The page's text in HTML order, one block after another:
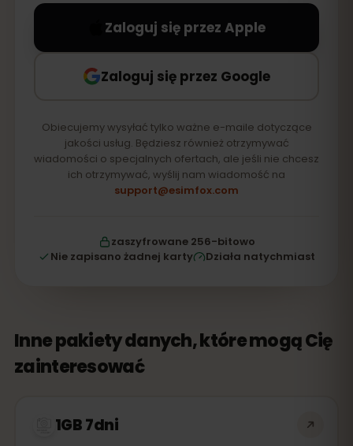
Zaloguj się przez Apple
Zaloguj się przez Google
Obiecujemy wysyłać tylko ważne e-maile dotyczące
jakości usług. Będziesz również otrzymywać
wiadomości o specjalnych ofertach, ale jeśli nie chcesz
ich otrzymywać, wyślij nam wiadomość na
support@esimfox.com
zaszyfrowane 256-bitowo
Nie zapisano żadnej karty
Działa natychmiast
Inne pakiety danych, które mogą Cię
zainteresować
1GB 7dni